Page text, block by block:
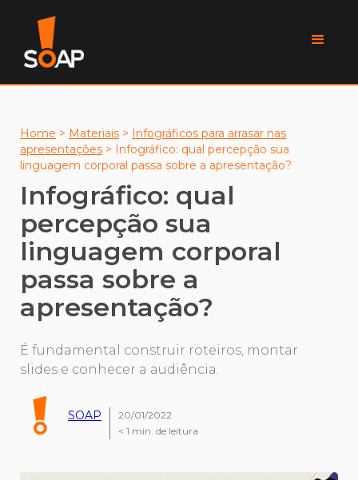
Home > Materiais > Infográficos para arrasar nas
apresentações > Infográfico: qual percepção sua
linguagem corporal passa sobre a apresentação?
Infográfico: qual
percepção sua
linguagem corporal
passa sobre a
apresentação?
É fundamental construir roteiros, montar
slides e conhecer a audiência.
SOAP
20/01/2022
< 1 min. de leitura